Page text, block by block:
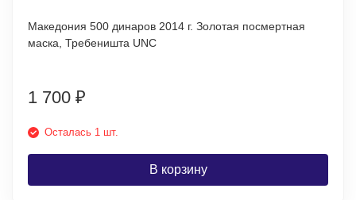
Македония 500 динаров 2014 г. Золотая посмертная
маска, Требеништа UNC
1 700 ₽
Осталась 1 шт.
В корзину